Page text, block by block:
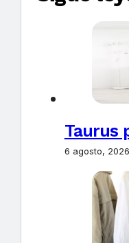
Taurus
6 agosto, 2026